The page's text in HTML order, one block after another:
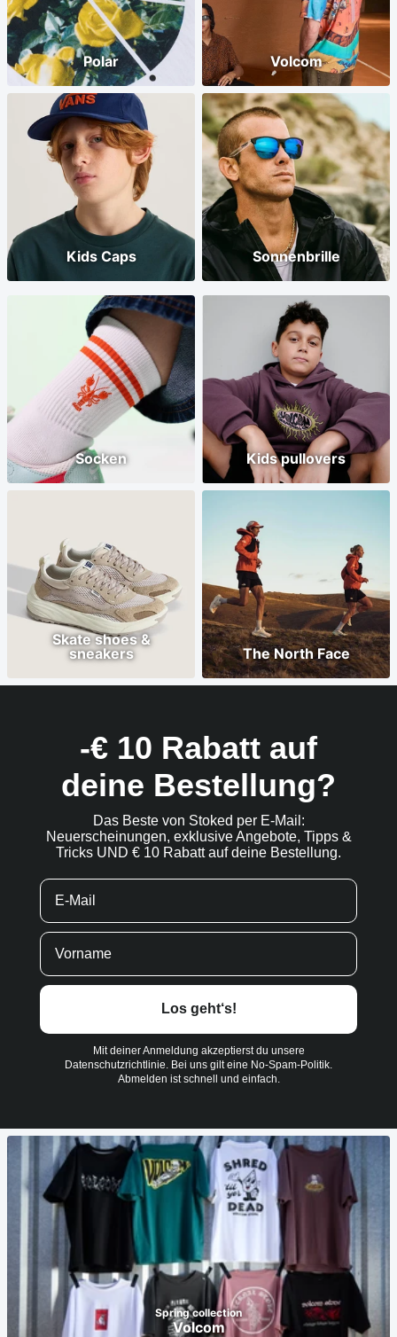
Polar Volcom
Kids Caps Sonnenbrille
Socken Kids pullovers
Skate shoes &
sneakers
The North Face
-€ 10 Rabatt auf
deine Bestellung?
Das Beste von Stoked per E-Mail:
Neuerscheinungen, exklusive Angebote, Tipps &
Tricks UND € 10 Rabatt auf deine Bestellung.
Los geht‘s!
Mit deiner Anmeldung akzeptierst du unsere
Datenschutzrichtlinie. Bei uns gilt eine No-Spam-Politik.
Abmelden ist schnell und einfach.
Spring collection
Volcom